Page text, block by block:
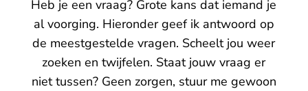
Heb je een vraag? Grote kans dat iemand je
al voorging. Hieronder geef ik antwoord op
de meestgestelde vragen. Scheelt jou weer
zoeken en twijfelen. Staat jouw vraag er
niet tussen? Geen zorgen, stuur me gewoon